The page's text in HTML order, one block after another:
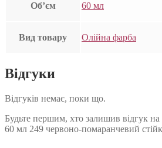
Об’єм 60 мл
Вид товару Олійна фарба
Відгуки
Відгуків немає, поки що.
Будьте першим, хто залишив відгук
60 мл 249 червоно-помаранчевий